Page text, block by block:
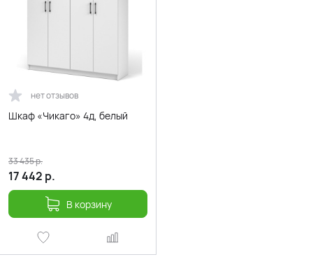
нет отзывов
Шкаф «Чикаго» 4д, белый
17 442 р.
33 435р.
В корзину